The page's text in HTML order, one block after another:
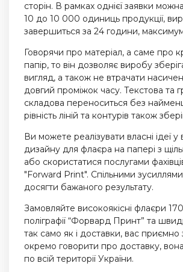
сторін. В рамках однієї заявки
10 до 10 000 одиниць продукції,
завершиться за 24 години,
Говорячи про матеріал, а саме про
папір, то він дозволяє виробу
вигляд, а також не втрачати
довгий проміжок часу. Текстова та
складова переноситься без
рівність ліній та контурів також
Ви можете реалізувати власні ідеї у
дизайну для флаєра на папері з
або скористатися послугами
"Forward Print". Спільними
досягти бажаного результату.
Замовляйте високоякісні флаєри
поліграфії “Форвард Принт” та
так само як і доставки, вас
окремо говорити про доставку,
по всій території України.